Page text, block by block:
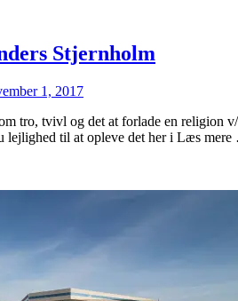
Stjernholm
1, 2017
tro, tvivl og det at forlade en religion
lejlighed til at opleve det her i Læs